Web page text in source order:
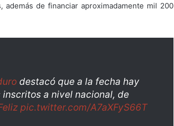
de financiar aproximadamente mil 200
destacó que a la fecha hay
a nivel nacional, de
pic.twitter.com/A7aXFyS66T